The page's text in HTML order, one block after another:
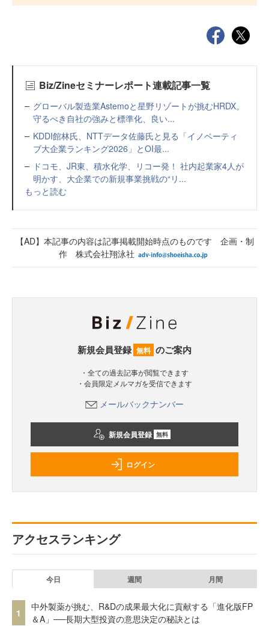
Biz/Zineセミナーレポート連載記事一覧
グローバル製造業Astemoと星野リゾートが挑むHRDX。
守るべき自社の強みと標準化、良い...
KDDI館林氏、NTTデータ佐藤氏と見る「イノベーティ
ブ大企業ランキング2026」とOI最...
ドコモ、JR東、積水化学、リコー発！ 社内起業家4人が
明かす、大企業での新規事業挑戦の“リ...
もっと読む
【AD】本記事の内容は記事掲載開始時点のものです 企画・制
作 株式会社翔泳社
新規会員登録 無料 のご案内
・全ての過去記事が閲覧できます
・会員限定メルマガを受信できます
メールバックナンバー
新規会員登録 無料
ログイン
アクセスランキング
今日 週間 月間
1
中外製薬が挑む、R&Dの成果最大化に貢献する「進化版FP
＆A」──長期大型投資の意思決定の秘訣とは